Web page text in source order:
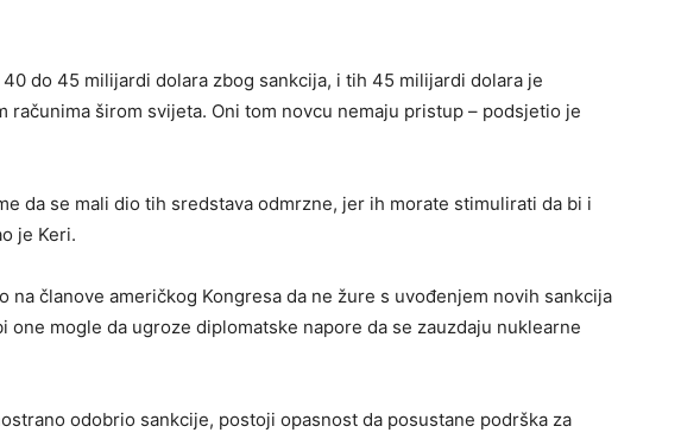
40 do 45 milijardi dolara zbog sankcija, i tih 45 milijardi dolara je
računima širom svijeta. Oni tom novcu nemaju pristup – podsjetio je
da se mali dio tih sredstava odmrzne, jer ih morate stimulirati da bi i
je Keri.
na članove američkog Kongresa da ne žure s uvođenjem novih sankcija
one mogle da ugroze diplomatske napore da se zauzdaju nuklearne
odobrio sankcije, postoji opasnost da posustane podrška za